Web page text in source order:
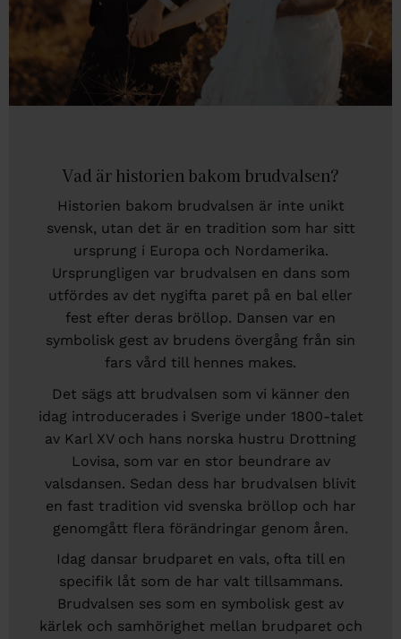
Vad är historien bakom brudvalsen?
Historien bakom brudvalsen är inte unikt
svensk, utan det är en tradition som har sitt
ursprung i Europa och Nordamerika.
Ursprungligen var brudvalsen en dans som
utfördes av det nygifta paret på en bal eller
fest efter deras bröllop. Dansen var en
symbolisk gest av brudens övergång från sin
fars vård till hennes makes.
Det sägs att brudvalsen som vi känner den
idag introducerades i Sverige under 1800-talet
av Karl XV och hans norska hustru Drottning
Lovisa, som var en stor beundrare av
valsdansen. Sedan dess har brudvalsen blivit
en fast tradition vid svenska bröllop och har
genomgått flera förändringar genom åren.
Idag dansar brudparet en vals, ofta till en
specifik låt som de har valt tillsammans.
Brudvalsen ses som en symbolisk gest av
kärlek och samhörighet mellan brudparet och